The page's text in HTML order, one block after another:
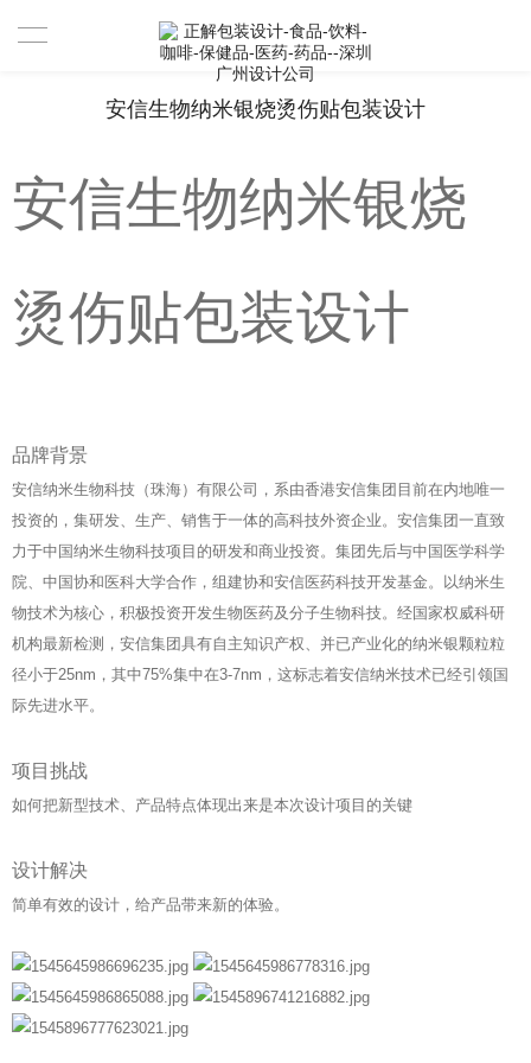
设计案例
资讯
我们是谁
合作伙伴
联系
安信生物纳米银烧烫伤贴包装设计
安信生物纳米银烧
烫伤贴包装设计
品牌背景
安信纳米生物科技（珠海）有限公司，系由香港安信集团目前在内地唯一
投资的，集研发、生产、销售于一体的高科技外资企业。安信集团一直致
力于中国纳米生物科技项目的研发和商业投资。集团先后与中国医学科学
院、中国协和医科大学合作，组建协和安信医药科技开发基金。以纳米生
物技术为核心，积极投资开发生物医药及分子生物科技。经国家权威科研
机构最新检测，安信集团具有自主知识产权、并已产业化的纳米银颗粒粒
径小于25nm，其中75%集中在3-7nm，这标志着安信纳米技术已经引领国
际先进水平。
项目挑战
如何把新型技术、产品特点体现出来是本次设计项目的关键
设计解决
简单有效的设计，给产品带来新的体验。